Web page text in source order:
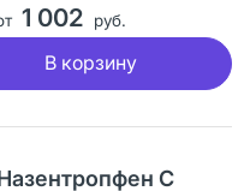
1 002 руб.
В корзину
С